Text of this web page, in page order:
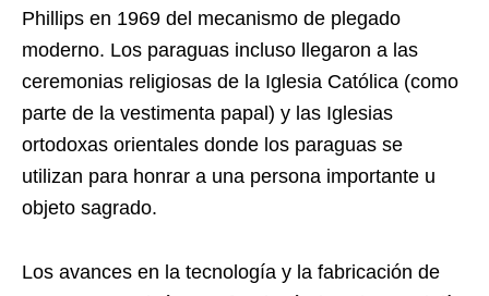
Phillips en 1969 del mecanismo de plegado
moderno. Los paraguas incluso llegaron a las
ceremonias religiosas de la Iglesia Católica (como
parte de la vestimenta papal) y las Iglesias
ortodoxas orientales donde los paraguas se
utilizan para honrar a una persona importante u
objeto sagrado.
Los avances en la tecnología y la fabricación de